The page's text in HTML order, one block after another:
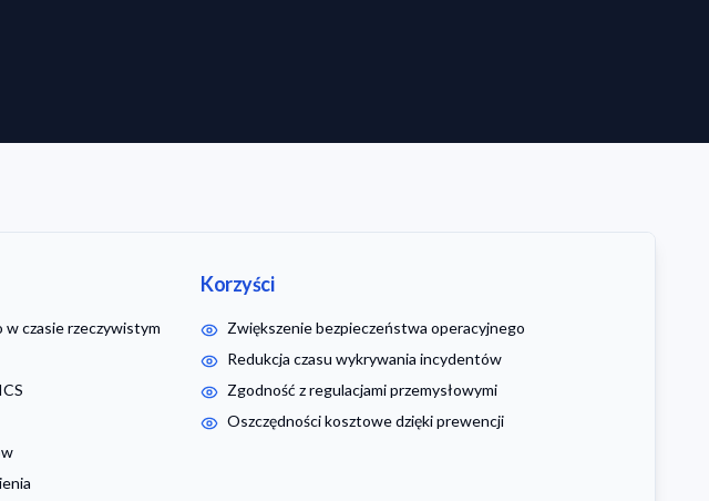
czasie rzeczywistym
Korzyści
Zwiększenie bezpieczeństwa operacyjnego
Redukcja czasu wykrywania incydentów
Zgodność z regulacjami przemysłowymi
Oszczędności kosztowe dzięki prewencji